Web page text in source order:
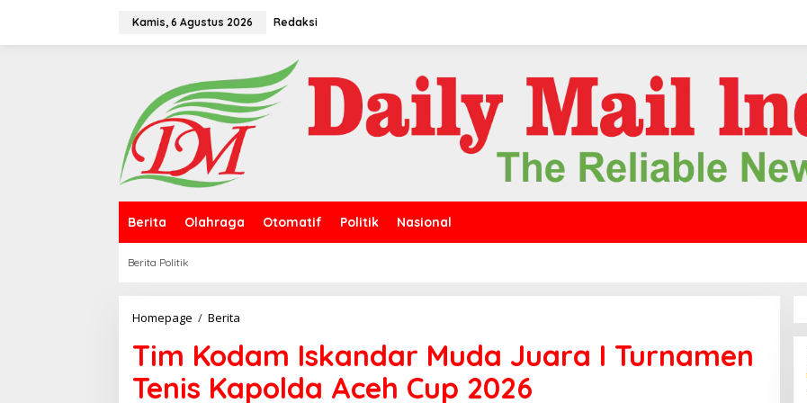
Kamis, 6 Agustus 2026 Redaksi
Berita Olahraga Otomatif Politik Nasional
Berita Politik
Homepage / Berita
m
K
o
d
Tim Kodam Iskandar Muda Juara I Turnamen
Tenis Kapolda Aceh Cup 2026